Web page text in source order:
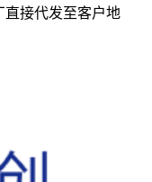
直接代发至客户地